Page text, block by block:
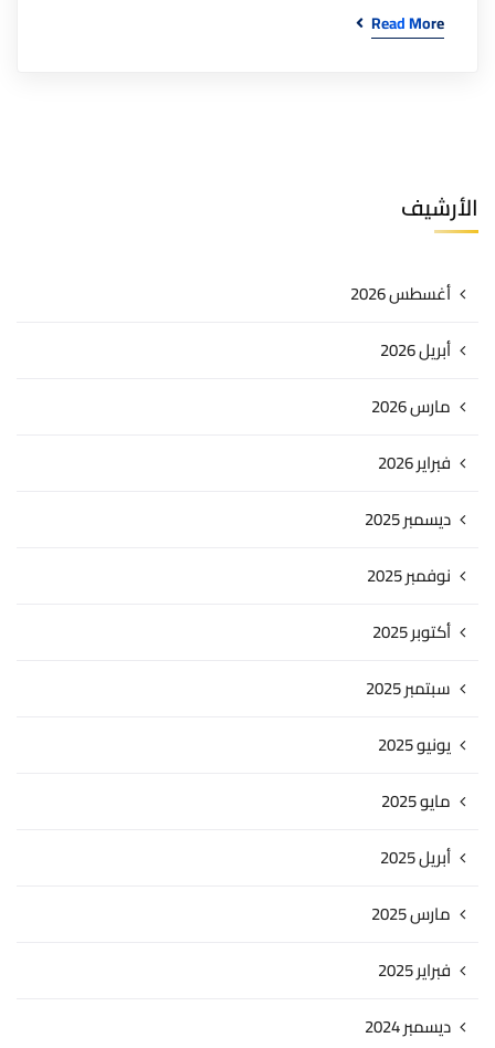
Read More
الأرشيف
أغسطس 2026
أبريل 2026
مارس 2026
فبراير 2026
ديسمبر 2025
نوفمبر 2025
أكتوبر 2025
سبتمبر 2025
يونيو 2025
مايو 2025
أبريل 2025
مارس 2025
فبراير 2025
ديسمبر 2024